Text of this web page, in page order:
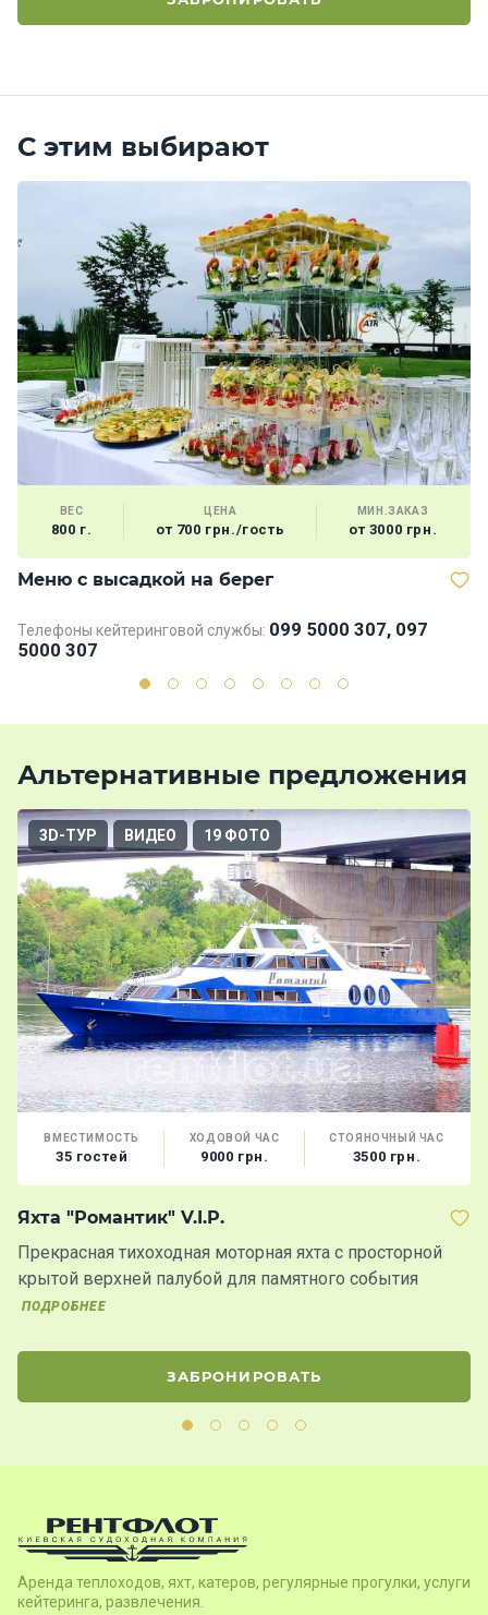
С этим выбирают
ВЕС
800 г.
ЦЕНА
от 700 грн./гость
МИН.ЗАКАЗ
от 3000 грн.
Меню с высадкой на берег
Телефоны кейтеринговой службы: 099 5000 307, 097
5000 307
Альтернативные предложения
3D-ТУР ВИДЕО 19 ФОТО
ВМЕСТИМОСТЬ
35 гостей
ХОДОВОЙ ЧАС
9000 грн.
СТОЯНОЧНЫЙ ЧАС
3500 грн.
Яхта "Романтик" V.I.P.
Прекрасная тихоходная моторная яхта с просторной
крытой верхней палубой для памятного события
ПОДРОБНЕЕ
ЗАБРОНИРОВАТЬ
Аренда теплоходов, яхт, катеров, регулярные прогулки, услуги
кейтеринга, развлечения.